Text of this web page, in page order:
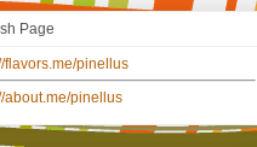
Page
flavors.me/pinellus
about.me/pinellus